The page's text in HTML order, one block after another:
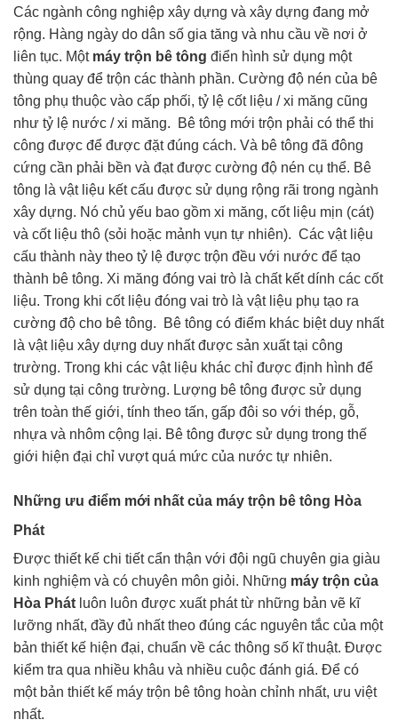
Các ngành công nghiệp xây dựng và xây dựng đang mở
rộng. Hàng ngày do dân số gia tăng và nhu cầu về nơi ở
liên tục. Một máy trộn bê tông điển hình sử dụng một
thùng quay để trộn các thành phần. Cường độ nén của bê
tông phụ thuộc vào cấp phối, tỷ lệ cốt liệu / xi măng cũng
như tỷ lệ nước / xi măng. Bê tông mới trộn phải có thể thi
công được để được đặt đúng cách. Và bê tông đã đông
cứng cần phải bền và đạt được cường độ nén cụ thể. Bê
tông là vật liệu kết cấu được sử dụng rộng rãi trong ngành
xây dựng. Nó chủ yếu bao gồm xi măng, cốt liệu mịn (cát)
và cốt liệu thô (sỏi hoặc mảnh vụn tự nhiên). Các vật liệu
cấu thành này theo tỷ lệ được trộn đều với nước để tạo
thành bê tông. Xi măng đóng vai trò là chất kết dính các cốt
liệu. Trong khi cốt liệu đóng vai trò là vật liệu phụ tạo ra
cường độ cho bê tông. Bê tông có điểm khác biệt duy nhất
là vật liệu xây dựng duy nhất được sản xuất tại công
trường. Trong khi các vật liệu khác chỉ được định hình để
sử dụng tại công trường. Lượng bê tông được sử dụng
trên toàn thế giới, tính theo tấn, gấp đôi so với thép, gỗ,
nhựa và nhôm cộng lại. Bê tông được sử dụng trong thế
giới hiện đại chỉ vượt quá mức của nước tự nhiên.
Những ưu điểm mới nhất của máy trộn bê tông Hòa
Phát
Được thiết kế chi tiết cẩn thận với đội ngũ chuyên gia giàu
kinh nghiệm và có chuyên môn giỏi. Những máy trộn của
Hòa Phát luôn luôn được xuất phát từ những bản vẽ kĩ
lưỡng nhất, đầy đủ nhất theo đúng các nguyên tắc của một
bản thiết kế hiện đại, chuẩn về các thông số kĩ thuật. Được
kiểm tra qua nhiều khâu và nhiều cuộc đánh giá. Để có
một bản thiết kế máy trộn bê tông hoàn chỉnh nhất, ưu việt
nhất.